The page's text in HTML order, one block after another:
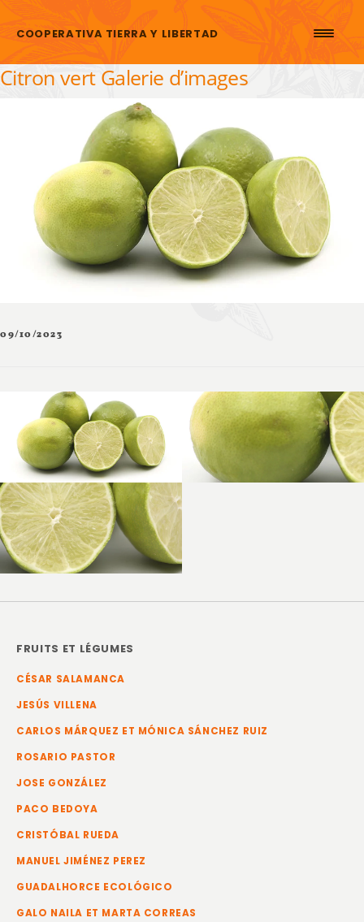
COOPERATIVA TIERRA Y LIBERTAD
Citron vert Galerie d’images
09/10/2023
FRUITS ET LÉGUMES
CÉSAR SALAMANCA
JESÚS VILLENA
CARLOS MÁRQUEZ ET MÓNICA SÁNCHEZ RUIZ
ROSARIO PASTOR
JOSE GONZÁLEZ
PACO BEDOYA
CRISTÓBAL RUEDA
MANUEL JIMÉNEZ PEREZ
GUADALHORCE ECOLÓGICO
GALO NAILA ET MARTA CORREAS